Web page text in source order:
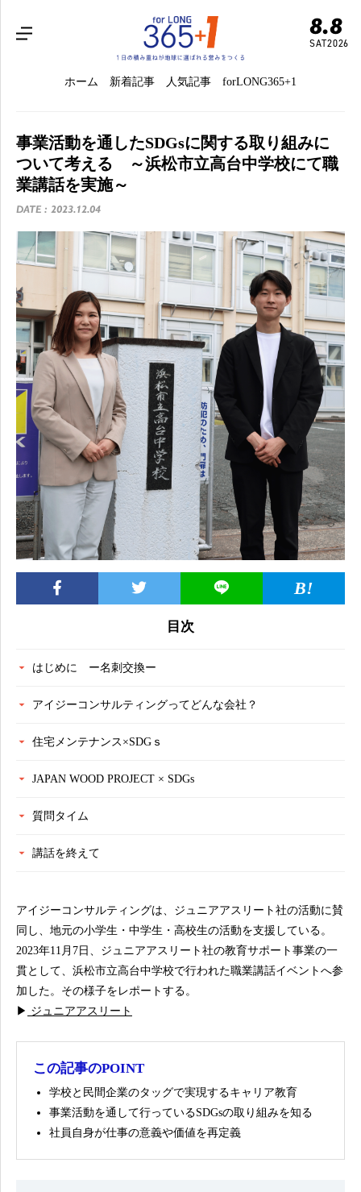
8.8
SAT2026
ホーム 新着記事 人気記事 forLONG365+1
事業活動を通したSDGsに関する取り組みに
ついて考える ～浜松市立高台中学校にて職
業講話を実施～
DATE : 2023.12.04
目次
はじめに ー名刺交換ー
アイジーコンサルティングってどんな会社？
住宅メンテナンス×SDGｓ
JAPAN WOOD PROJECT × SDGs
質問タイム
講話を終えて
アイジーコンサルティングは、ジュニアアスリート社の活動に賛
同し、地元の小学生・中学生・高校生の活動を支援している。
2023年11月7日、ジュニアアスリート社の教育サポート事業の一
貫として、浜松市立高台中学校で行われた職業講話イベントへ参
加した。その様子をレポートする。
▶ ジュニアアスリート
この記事のPOINT
学校と民間企業のタッグで実現するキャリア教育
事業活動を通して行っているSDGsの取り組みを知る
社員自身が仕事の意義や価値を再定義